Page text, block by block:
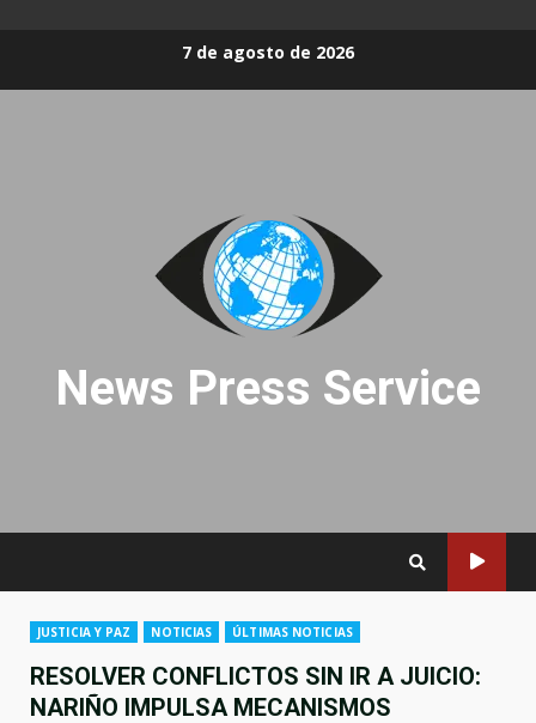
7 de agosto de 2026
News Press Service
JUSTICIA Y PAZ NOTICIAS ÚLTIMAS NOTICIAS
RESOLVER CONFLICTOS SIN IR A JUICIO:
NARIÑO IMPULSA MECANISMOS